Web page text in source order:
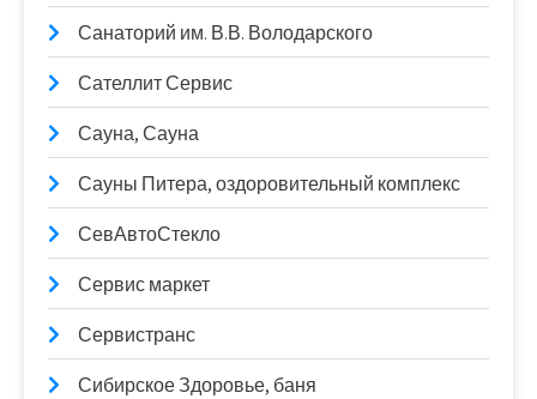
Санаторий им. В.В. Володарского
Сателлит Сервис
Сауна, Сауна
Сауны Питера, оздоровительный комплекс
СевАвтоСтекло
Сервис маркет
Сервистранс
Сибирское Здоровье, баня